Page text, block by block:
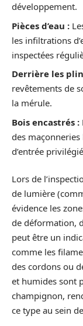
développement.
Pièces d’eau :
les infiltrations
inspectées
Derrière les
revêtements de
la mérule.
Bois encastrés :
des
d’entrée
Lors de
de lumière
évidence les
de déformation,
peut être un
comme les
des cordons ou
et humides sont
champignon,
ce type au sein